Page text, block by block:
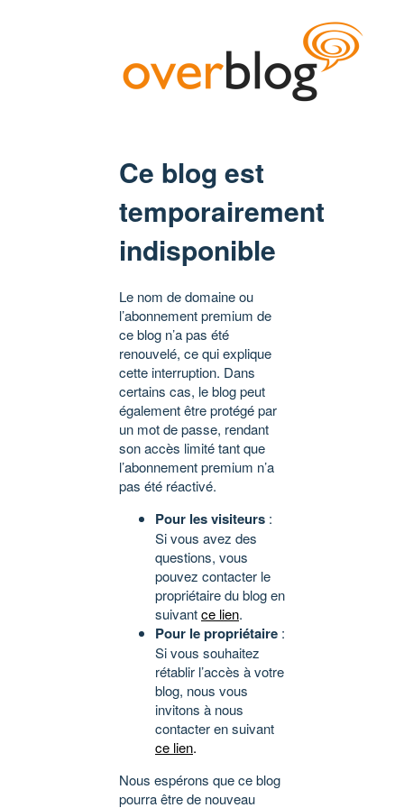
Ce blog est
temporairement
indisponible
Le nom de domaine ou
l’abonnement premium de
ce blog n’a pas été
renouvelé, ce qui explique
cette interruption. Dans
certains cas, le blog peut
également être protégé par
un mot de passe, rendant
son accès limité tant que
l’abonnement premium n’a
pas été réactivé.
Pour les visiteurs :
Si vous avez des
questions, vous
pouvez contacter le
propriétaire du blog en
suivantce lien.
Pour le propriétaire :
Si vous souhaitez
rétablir l’accès à votre
blog, nous vous
invitons à nous
contacter en suivant
ce lien.
Nous espérons que ce blog
pourra être de nouveau